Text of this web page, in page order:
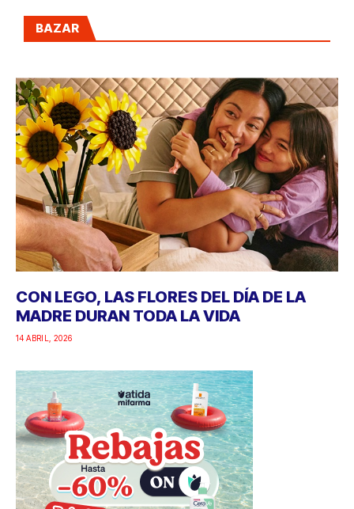
BAZAR
CON LEGO, LAS FLORES DEL DÍA DE LA
MADRE DURAN TODA LA VIDA
14 ABRIL, 2026